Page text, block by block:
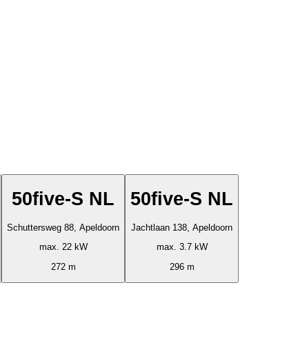
50five-S NL
Schuttersweg 88, Apeldoorn
max. 22 kW
272 m
50five-S NL
Jachtlaan 138, Apeldoorn
max. 3.7 kW
296 m